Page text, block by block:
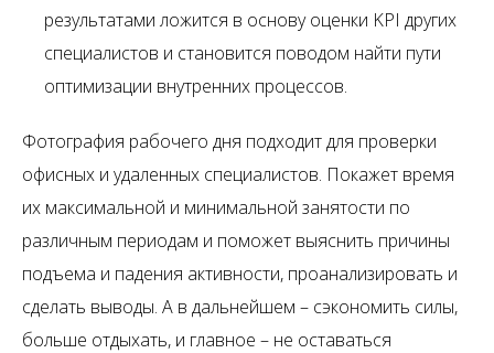
результатами ложится в основу оценки KPI других
специалистов и становится поводом найти пути
оптимизации внутренних процессов.
Фотография рабочего дня подходит для проверки
офисных и удаленных специалистов. Покажет время
их максимальной и минимальной занятости по
различным периодам и поможет выяснить причины
подъема и падения активности, проанализировать и
сделать выводы. А в дальнейшем – сэкономить силы,
больше отдыхать, и главное – не оставаться